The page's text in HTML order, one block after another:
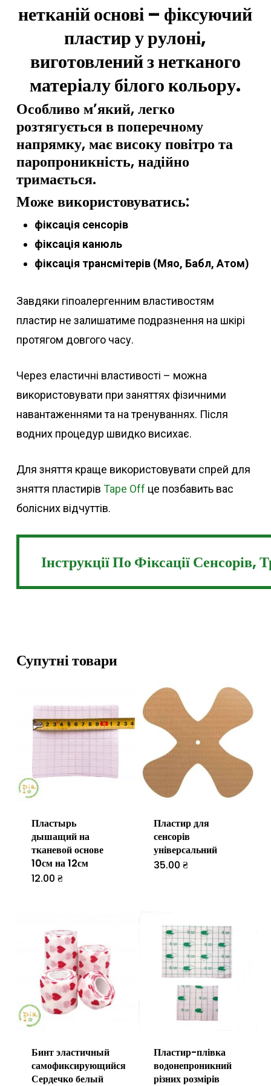
нетканій основі – фіксуючий
пластир у рулоні,
виготовлений з нетканого
матеріалу білого кольору.
Особливо м’який, легко
розтягується в поперечному
напрямку, має високу повітро та
паропроникність, надійно
тримається.
Може використовуватись:
фіксація сенсорів
фіксація канюль
фіксація трансмітерів (Мяо, Бабл, Атом)
Завдяки гіпоалергенним властивостям
пластир не залишатиме подразнення на шкірі
протягом довгого часу.
Через еластичні властивості – можна
використовувати при заняттях фізичними
навантаженнями та на тренуваннях. Після
водних процедур швидко висихає.
Для зняття краще використовувати спрей для
зняття пластирів Tape Off це позбавить вас
болісних відчуттів.
Інструкції По Фіксації Сенсорів, Трансміттерів, Канюль
Інструкції По Фіксації Сенсорів,
Супутні товари
Пластырь
дышащий на
тканевой основе
10см на 12см
12.00 ₴
варіантів.
Параметри
можна
сторінці
товару
Пластир для
сенсорів
універсальний
35.00 ₴
Бинт эластичный
самофиксирующийся
Сердечко белый
Пластир-плівка
водонепроникний
різних розмірів